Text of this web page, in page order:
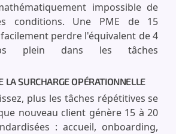
impossible de
conditions. Une PME de 15
perdre l'équivalent de 4
plein dans les tâches
LA SURCHARGE OPÉRATIONNELLE
plus les tâches répétitives se
nouveau client génère 15 à 20
: accueil, onboarding,